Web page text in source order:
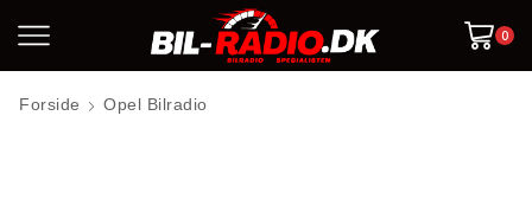
0
Forside Opel Bilradio